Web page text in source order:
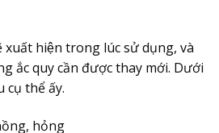
xuất hiện trong lúc sử dụng, và
ắc quy cần được thay mới. Dưới
cụ thể ấy.